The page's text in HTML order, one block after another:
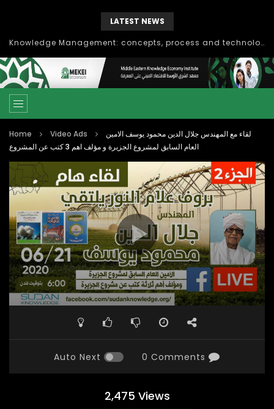
LATEST NEWS
Knowledge Management: concepts, process and technology
Home Video Ads
لقاء مع المهندس جلال الدين محمود يوسف الامين
العام السابق لمشروع الجزيرة و مؤلف اهم 3 كتب عن المشروع
Auto Next 0 Comments
2,475 Views